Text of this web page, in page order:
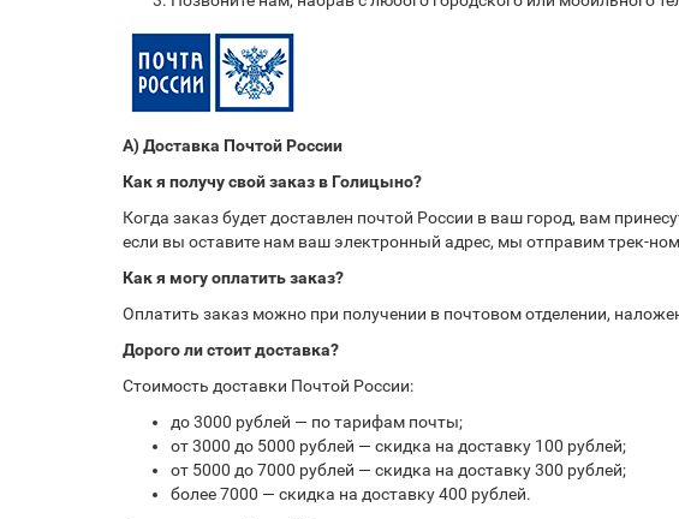
А) Доставка Почтой России
Как я получу свой заказ в Голицыно?
Когда заказ будет доставлен почтой России в ваш город, вам
если вы оставите нам ваш электронный адрес, мы отправим трек-
Как я могу оплатить заказ?
Оплатить заказ можно при получении в почтовом отделении,
Дорого ли стоит доставка?
Стоимость доставки Почтой России:
до 3000 рублей — по тарифам почты;
от 3000 до 5000 рублей — скидка на доставку 100 рублей;
от 5000 до 7000 рублей — скидка на доставку 300 рублей;
более 7000 — скидка на доставку 400 рублей.